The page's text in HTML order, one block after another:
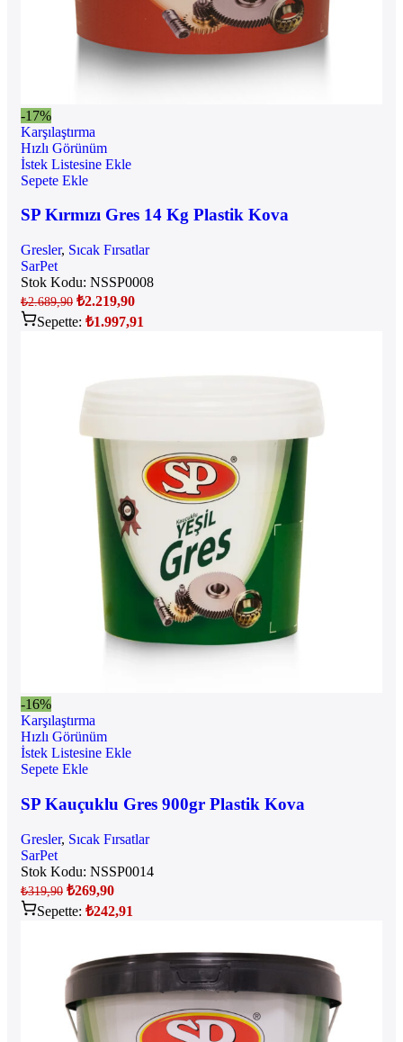
-17%
Karşılaştırma
Hızlı Görünüm
İstek Listesine Ekle
Sepete Ekle
SP Kırmızı Gres 14 Kg Plastik Kova
Gresler, Sıcak Fırsatlar
SarPet
Stok Kodu: NSSP0008
₺2.689,90 ₺2.219,90
Sepette: ₺1.997,91
-16%
Karşılaştırma
Hızlı Görünüm
İstek Listesine Ekle
Sepete Ekle
SP Kauçuklu Gres 900gr Plastik Kova
Gresler, Sıcak Fırsatlar
SarPet
Stok Kodu: NSSP0014
₺319,90 ₺269,90
Sepette: ₺242,91